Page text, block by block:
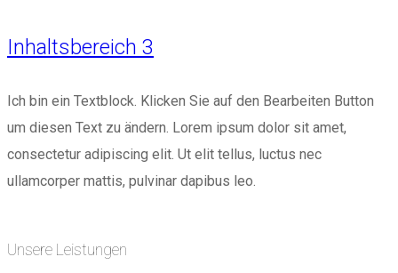
Inhaltsbereich 3
Ich bin ein Textblock. Klicken Sie auf den Bearbeiten Button
um diesen Text zu ändern. Lorem ipsum dolor sit amet,
consectetur adipiscing elit. Ut elit tellus, luctus nec
ullamcorper mattis, pulvinar dapibus leo.
Unsere Leistungen